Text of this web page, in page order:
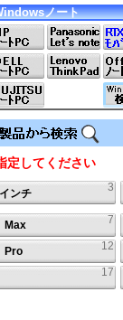
ノート
定してください
3
ンチ
7
Max
12
Pro
17
)
ｸﾛｯｸ
(最大)
RAM
容量
ｽﾄﾚｰｼﾞ
容量